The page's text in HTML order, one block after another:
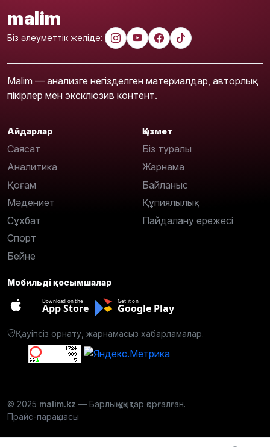
malim
Біз әлеуметтік желіде:
Malim — анализге негізделген материалдар, авторлық
пікірлер мен эксклюзив контент.
Айдарлар
Саясат
Аналитика
Қоғам
Мәдениет
Сұхбат
Спорт
Бейне
Қызмет
Біз туралы
Жарнама
Байланыс
Құпиялылық
Пайдалану ережесі
Мобильді қосымшалар
Download on the
App Store
Get it on
Google Play
Қауіпсіз орнату, жарнамасыз хабарламалар.
© 2025 malim.kz — Барлық құқықтар қорғалған.
Прайс-парақшасы